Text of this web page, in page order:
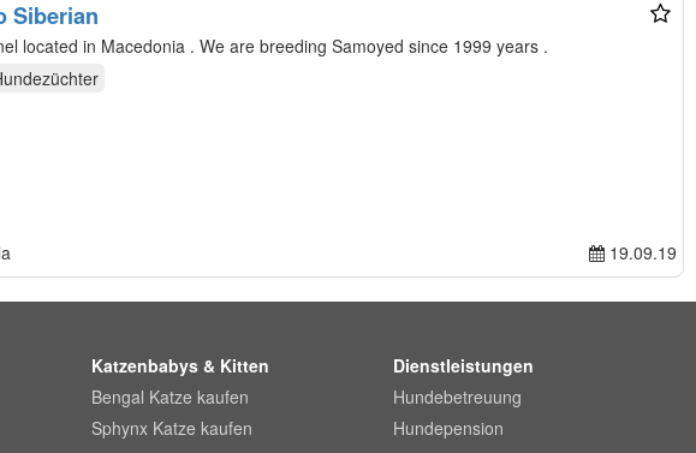
Siberian
located in Macedonia . We are breeding Samoyed since 1999 years .
19.09.19
Katzenbabys & Kitten
Bengal Katze kaufen
Sphynx Katze kaufen
Dienstleistungen
Hundebetreuung
Hundepension